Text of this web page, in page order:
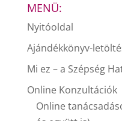
MENÜ:
Nyitóoldal
Ajándékkönyv-
Mi ez – a Szépség
Online Konzultációk
Online